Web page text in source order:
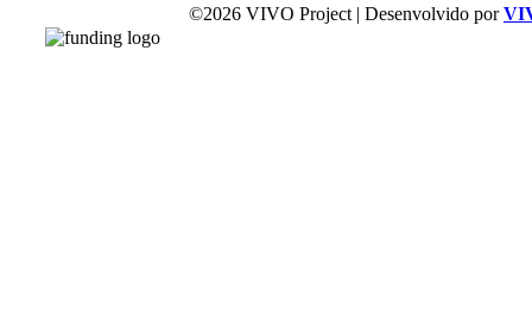
©2026 VIVO Project | Desenvolvido por